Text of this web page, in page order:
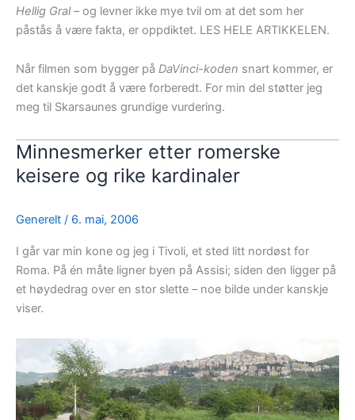
Hellig Gral– og levner ikke mye tvil om at det som her
påstås å være fakta, er oppdiktet. LES HELE ARTIKKELEN.
Når filmen som bygger på DaVinci-koden snart kommer, er
det kanskje godt å være forberedt. For min del støtter jeg
meg til Skarsaunes grundige vurdering.
Minnesmerker etter romerske
keisere og rike kardinaler
Generelt / 6. mai, 2006
I går var min kone og jeg i Tivoli, et sted litt nordøst for
Roma. På én måte ligner byen på Assisi; siden den ligger på
et høydedrag over en stor slette – noe bilde under kanskje
viser.